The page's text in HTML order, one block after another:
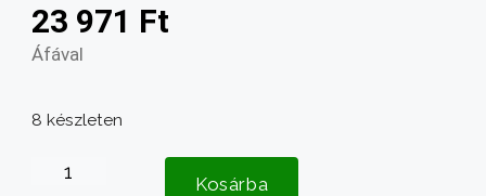
23 971 Ft
Áfával
8 készleten
Kosárba